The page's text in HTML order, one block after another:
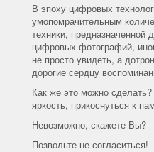
В эпоху цифровых
умопомрачительным
техники, предназначенной
цифровых фотографий,
не просто увидеть, а
дорогие сердцу
Как же это можно
яркость, прикоснуться к
Невозможно, скажете Вы?
Позвольте не согласиться!